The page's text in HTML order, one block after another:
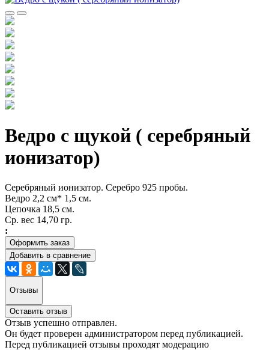
Ведро с щукой ( серебряный
ионизатор)
Серебряный ионизатор. Серебро 925 пробы.
Ведро 2,2 см* 1,5 см.
Цепочка 18,5 см.
Ср. вес 14,70 гр.
:
Оформить заказ
Добавить в сравнение
Отзывы
Оставить отзыв
Отзыв успешно отправлен.
Он будет проверен администратором перед публикацией.
Перед публикацией отзывы проходят модерацию